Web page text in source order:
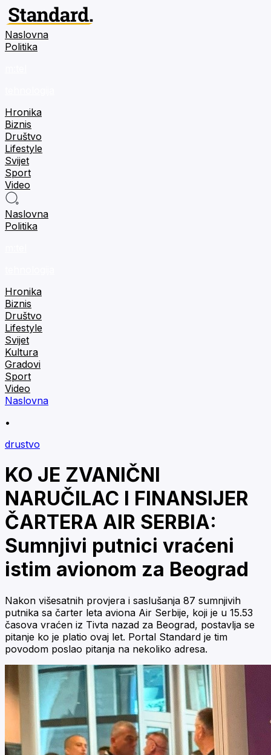
Naslovna
Politika
Hronika
Biznis
Društvo
Lifestyle
Svijet
Sport
Video
Naslovna
Politika
Hronika
Biznis
Društvo
Lifestyle
Svijet
Kultura
Gradovi
Sport
Video
Naslovna
•
drustvo
KO JE ZVANIČNI
NARUČILAC I FINANSIJER
ČARTERA AIR SERBIA:
Sumnjivi putnici vraćeni
istim avionom za Beograd
Nakon višesatnih provjera i saslušanja 87 sumnjivih
putnika sa čarter leta aviona Air Serbije, koji je u 15.53
časova vraćen iz Tivta nazad za Beograd, postavlja se
pitanje ko je platio ovaj let. Portal Standard je tim
povodom poslao pitanja na nekoliko adresa.